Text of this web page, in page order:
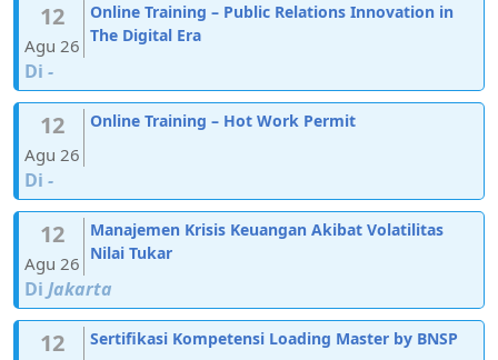
12
Agu 26
Online Training – Public Relations Innovation in
The Digital Era
Di -
12
Agu 26
Online Training – Hot Work Permit
Di -
12
Agu 26
Manajemen Krisis Keuangan Akibat Volatilitas
Nilai Tukar
Di Jakarta
12 Sertifikasi Kompetensi Loading Master by BNSP